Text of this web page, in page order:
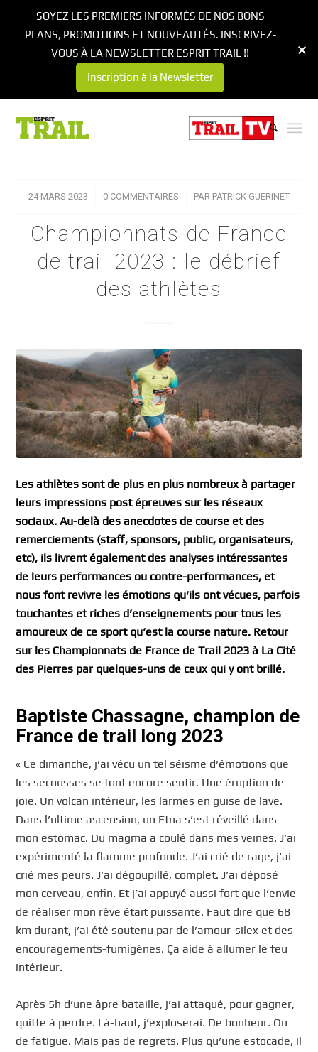
24 MARS 2023
/ 0 COMMENTAIRES
/ PAR PATRICK GUERINET
Championnats de France
de trail 2023 : le débrief
des athlètes
Les athlètes sont de plus en plus nombreux à partager
leurs impressions post épreuves sur les réseaux
sociaux. Au-delà des anecdotes de course et des
remerciements (staff, sponsors, public, organisateurs,
etc), ils livrent également des analyses intéressantes
de leurs performances ou contre-performances, et
nous font revivre les émotions qu’ils ont vécues, parfois
touchantes et riches d’enseignements pour tous les
amoureux de ce sport qu’est la course nature. Retour
sur les Championnats de France de Trail 2023 à La Cité
des Pierres par quelques-uns de ceux qui y ont brillé.
Baptiste Chassagne, champion de
France de trail long 2023
« Ce dimanche, j’ai vécu un tel séisme d’émotions que
les secousses se font encore sentir. Une éruption de
joie. Un volcan intérieur, les larmes en guise de lave.
Dans l’ultime ascension, un Etna s’est réveillé dans
mon estomac. Du magma a coulé dans mes veines. J’ai
expérimenté la flamme profonde. J’ai crié de rage, j’ai
crié mes peurs. J’ai dégoupillé, complet. J’ai déposé
mon cerveau, enfin. Et j’ai appuyé aussi fort que l’envie
de réaliser mon rêve était puissante. Faut dire que 68
km durant, j’ai été soutenu par de l’amour-silex et des
encouragements-fumigènes. Ça aide à allumer le feu
intérieur.
Après 5h d’une âpre bataille, j’ai attaqué, pour gagner,
quitte à perdre. Là-haut, j’exploserai. De bonheur. Ou
de fatigue. Mais pas de regrets. Plus qu’une estocade, il
SOYEZ LES PREMIERS INFORMÉS DE NOS BONS
PLANS, PROMOTIONS ET NOUVEAUTÉS. INSCRIVEZ-
VOUS À LA NEWSLETTER ESPRIT TRAIL !!
Inscription à la Newsletter